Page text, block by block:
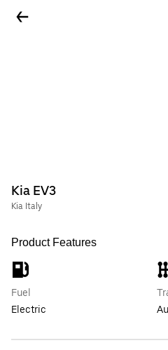
Kia EV3
Kia Italy
Product Features
Fuel
Electric